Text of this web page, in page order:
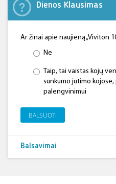
Dienos Klausimas
Ar žinai apie naujieną „Viviton
Ne
Taip, tai vaistas kojų
sunkumo jutimo kojose,
palengvinimui
BALSUOTI
Balsavimai